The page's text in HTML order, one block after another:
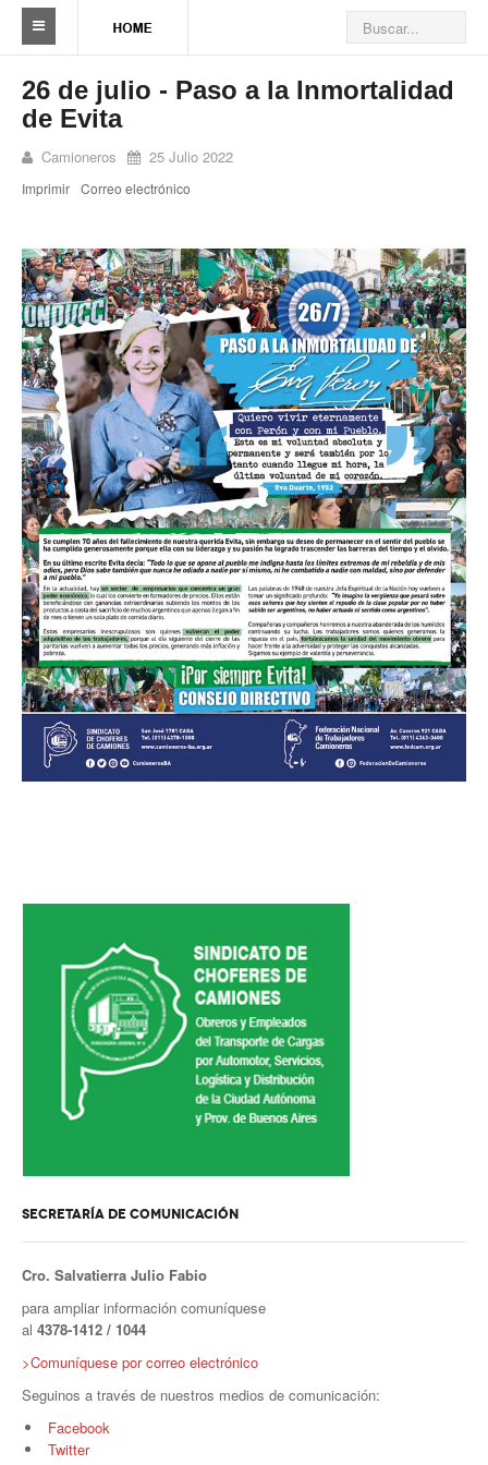
Sindicato
Reseña histórica
Autoridades
Seccionales
Ramas por actividad
Camioneros solidarios
Galería de Delegaciones y Seccionales
Galería de videos
Videos de prevención
Noticias de Delegaciones y Seccionales
Memoria histórica
Notas
Novedades
Noticias Fiscalización
Buscar
Secretaría administrativa
Secretario tesorero
Secretaría gremial
Secretaría de organización
Secretaría de acción social
Secretaria de la vivienda
Sec. accidente de trabajo
Secretaría de fiscalización
Secretaría de política de transporte
26 de julio - Paso a la Inmortalidad
de Evita
Camioneros 25 Julio 2022
Imprimir Correo electrónico
SECRETARÍA DE COMUNICACIÓN
Cro. Salvatierra Julio Fabio
para ampliar información comuníquese
al 4378-1412 / 1044
>Comuníquese por correo electrónico
Seguinos a través de nuestros medios de comunicación:
Facebook
Twitter